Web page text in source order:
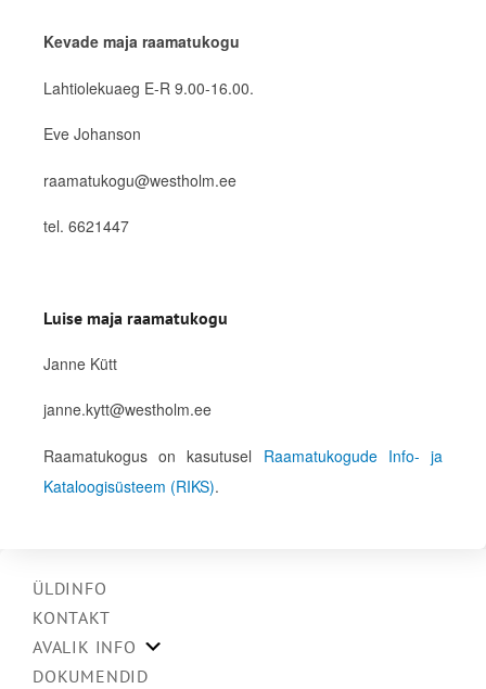
ÜLDINFO
KONTAKT
AVALIK INFO
DOKUMENDID
Kevade maja raamatukogu
Lahtiolekuaeg E-R 9.00-16.00.
Eve Johanson
raamatukogu@westholm.ee
tel. 6621447
Luise maja raamatukogu
Janne Kütt
janne.kytt@westholm.ee
Raamatukogus on kasutusel Raamatukogude Info- ja
Kataloogisüsteem (RIKS).